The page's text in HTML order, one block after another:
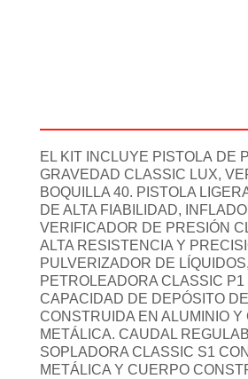
EL KIT INCLUYE PISTOLA DE
GRAVEDAD CLASSIC LUX,
BOQUILLA 40. PISTOLA
DE ALTA FIABILIDAD,
VERIFICADOR DE PRESIÓN
ALTA RESISTENCIA Y
PULVERIZADOR DE LÍQUIDOS,
PETROLEADORA CLASSIC P1
CAPACIDAD DE DEPÓSITO
CONSTRUIDA EN ALUMINIO Y
METÁLICA. CAUDAL
SOPLADORA CLASSIC S1
METÁLICA Y CUERPO